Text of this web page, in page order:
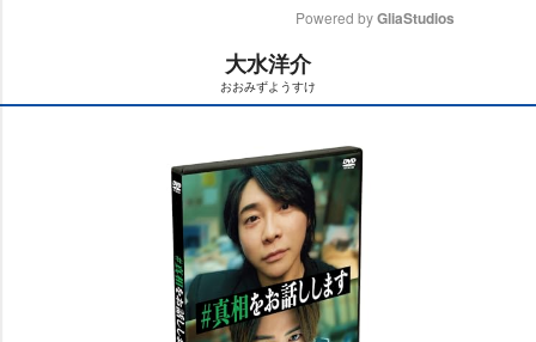
t
Powered by GliaStudios
大水洋介
おおみずようすけ